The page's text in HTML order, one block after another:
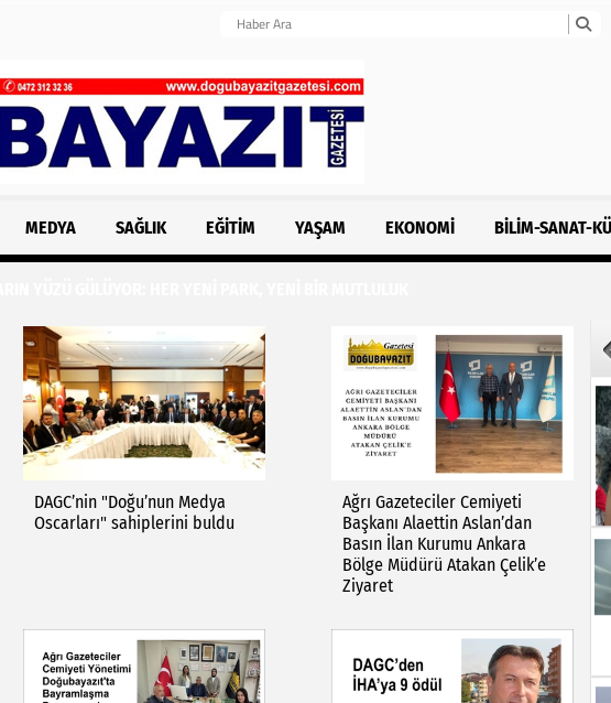
MEDYA SAĞLIK EĞITIM YAŞAM EKONOMI BILIM-SANAT-
DAGC’nin "Doğu’nun Medya
Oscarları" sahiplerini buldu
Ağrı Gazeteciler Cemiyeti
Başkanı Alaettin Aslan’dan
Basın İlan Kurumu Ankara
Bölge Müdürü Atakan Çelik’e
Ziyaret